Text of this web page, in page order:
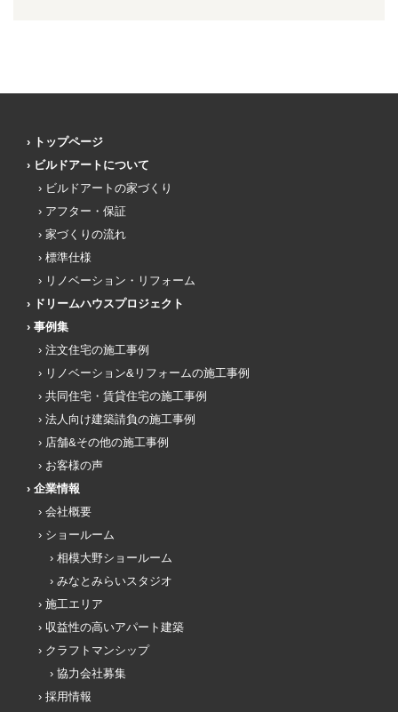
トップページ
ビルドアートについて
ビルドアートの家づくり
アフター・保証
家づくりの流れ
標準仕様
リノベーション・リフォーム
ドリームハウスプロジェクト
事例集
注文住宅の施工事例
リノベーション&リフォームの施工事例
共同住宅・賃貸住宅の施工事例
法人向け建築請負の施工事例
店舗&その他の施工事例
お客様の声
企業情報
会社概要
ショールーム
相模大野ショールーム
みなとみらいスタジオ
施工エリア
収益性の高いアパート建築
クラフトマンシップ
協力会社募集
採用情報